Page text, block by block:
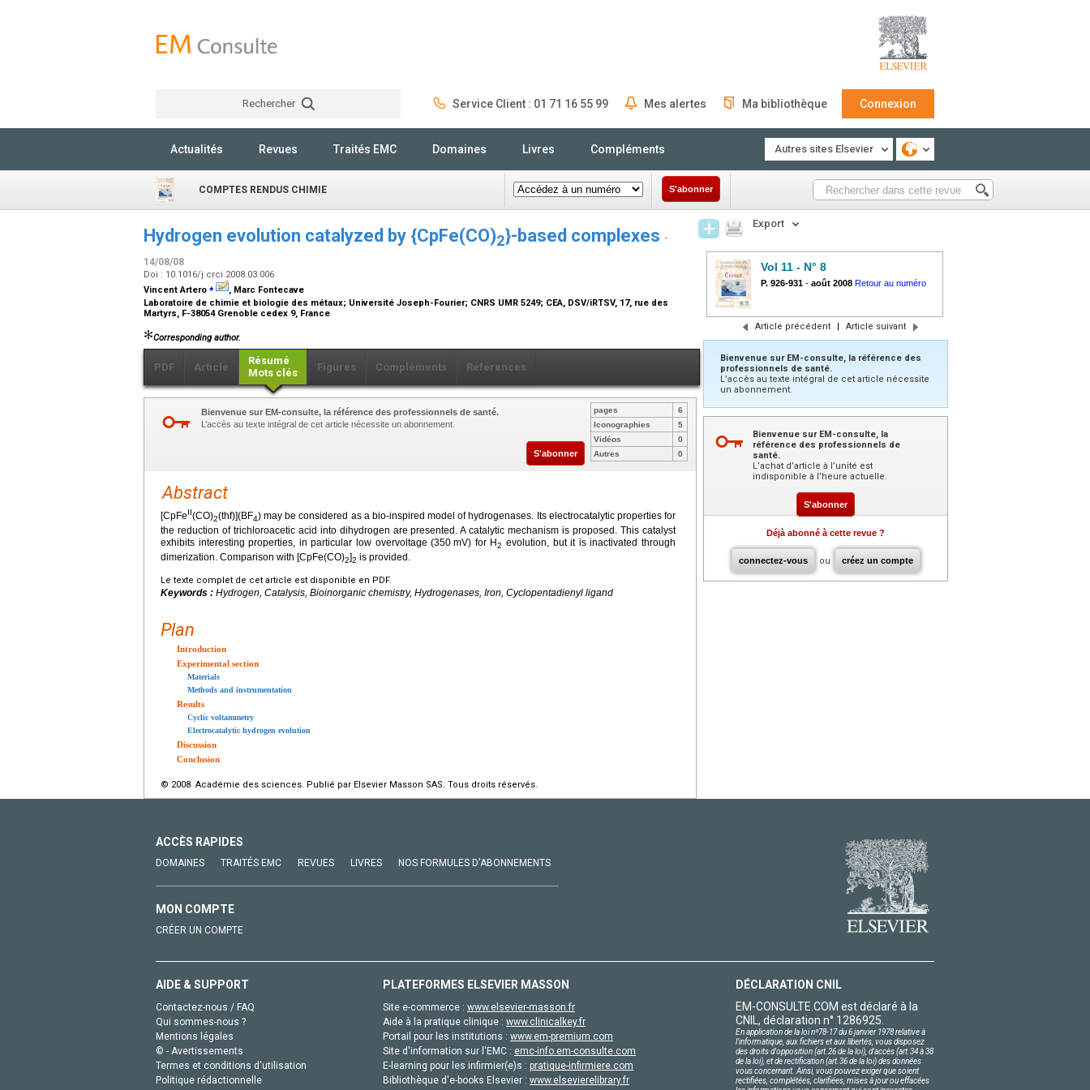
Rechercher Service Client : 01 71 16 55 99 Mes alertes Ma bibliothèque Connexion
Actualités Revues Traités EMC Domaines Livres Compléments Autres sites Elsevier
COMPTES RENDUS CHIMIE S'abonner
Hydrogen evolution catalyzed by {CpFe(CO)2}-based complexes -
14/08/08
Doi : 10.1016/j.crci.2008.03.006
Vincent Artero ⁎
, Marc Fontecave
Laboratoire de chimie et biologie des métaux; Université Joseph-Fourier; CNRS UMR 5249; CEA, DSV/iRTSV, 17, rue des
Martyrs, F-38054 Grenoble cedex 9, France
Corresponding author.
PDF Article
Résumé
Mots clés
Figures Compléments Références
Bienvenue sur EM-consulte, la référence des professionnels de santé.
L’accès au texte intégral de cet article nécessite un abonnement.
S'abonner
pages
6
Iconographies
5
Vidéos
0
Autres
0
Abstract
[CpFeII(CO)2(thf)](BF4) may be considered as a bio-inspired model of hydrogenases. Its electrocatalytic properties for
the reduction of trichloroacetic acid into dihydrogen are presented. A catalytic mechanism is proposed. This catalyst
exhibits interesting properties, in particular low overvoltage (350 mV) for H2 evolution, but it is inactivated through
dimerization. Comparison with [CpFe(CO)2]2 is provided.
Le texte complet de cet article est disponible en PDF.
Keywords : Hydrogen, Catalysis, Bioinorganic chemistry, Hydrogenases, Iron, Cyclopentadienyl ligand
Plan
Introduction
Experimental section
Materials
Methods and instrumentation
Results
Cyclic voltammetry
Electrocatalytic hydrogen evolution
Discussion
Conclusion
© 2008 Académie des sciences. Publié par Elsevier Masson SAS. Tous droits réservés.
Export
Vol 11 - N° 8
P. 926-931 - août 2008 Retour au numéro
Article précédent | Article suivant
Bienvenue sur EM-consulte, la référence des
professionnels de santé.
L’accès au texte intégral de cet article nécessite
un abonnement.
Bienvenue sur EM-consulte, la
référence des professionnels de
santé.
L’achat d’article à l’unité est
indisponible à l’heure actuelle.
S'abonner
Déjà abonné à cette revue ?
connectez-vous ou créez un compte
ACCÈS RAPIDES
DOMAINES TRAITÉS EMC REVUES LIVRES NOS FORMULES D'ABONNEMENTS
MON COMPTE
CRÉER UN COMPTE
AIDE & SUPPORT
Contactez-nous / FAQ
Qui sommes-nous ?
Mentions légales
© - Avertissements
Termes et conditions d'utilisation
Politique rédactionnelle
PLATEFORMES ELSEVIER MASSON
Site e-commerce : www.elsevier-masson.fr
Aide à la pratique clinique : www.clinicalkey.fr
Portail pour les institutions : www.em-premium.com
Site d'information sur l'EMC : emc-info.em-consulte.com
E-learning pour les infirmier(e)s : pratique-infirmiere.com
Bibliothèque d'e-books Elsevier : www.elsevierelibrary.fr
DÉCLARATION CNIL
EM-CONSULTE.COM est déclaré à la
CNIL, déclaration n° 1286925.
En application de la loi nº78-17 du 6 janvier 1978 relative à
l'informatique, aux fichiers et aux libertés, vous disposez
des droits d'opposition (art.26 de la loi), d'accès (art.34 à 38
de la loi), et de rectification (art.36 de la loi) des données
vous concernant. Ainsi, vous pouvez exiger que soient
rectifiées, complétées, clarifiées, mises à jour ou effacées